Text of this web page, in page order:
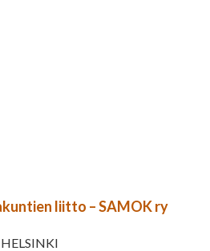
liitto – SAMOK ry